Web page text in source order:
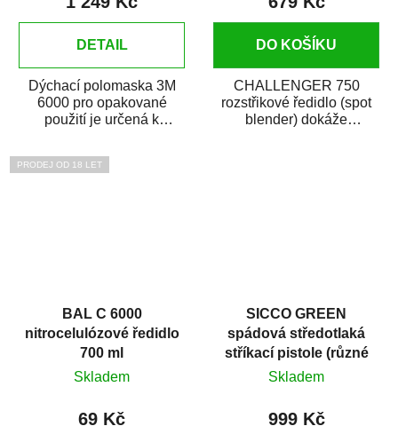
DETAIL
Dýchací polomaska 3M
6000 pro opakované
použití je určená k
stavebnictví, natěračství
a...
DO KOŠÍKU
CHALLENGER 750
rozstřikové ředidlo (spot
blender) dokáže
PRODEJ OD 18 LET
BAL C 6000
nitrocelulózové ředidlo
700 ml
Skladem
69 Kč
SICCO GREEN
spádová středotlaká
stříkací pistole (různé
trysky)
Skladem
999 Kč